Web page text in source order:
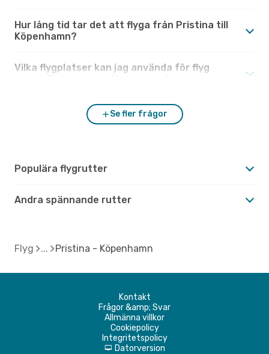
Hur lång tid tar det att flyga från Pristina till
Köpenhamn?
Vilka flygplatser kan jag använda för flyg
Se fler frågor
Populära flygrutter
Andra spännande rutter
Flyg Pristina - Köpenhamn
Kontakt
Frågor &amp; Svar
Allmänna villkor
Cookiepolicy
Integritetspolicy
d Datorversion